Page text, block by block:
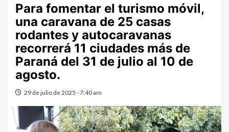
Para fomentar el turismo móvil,
una caravana de 25 casas
rodantes y autocaravanas
recorrerá 11 ciudades más de
Paraná del 31 de julio al 10 de
agosto.
29 de julio de 2025 - 7:40 am